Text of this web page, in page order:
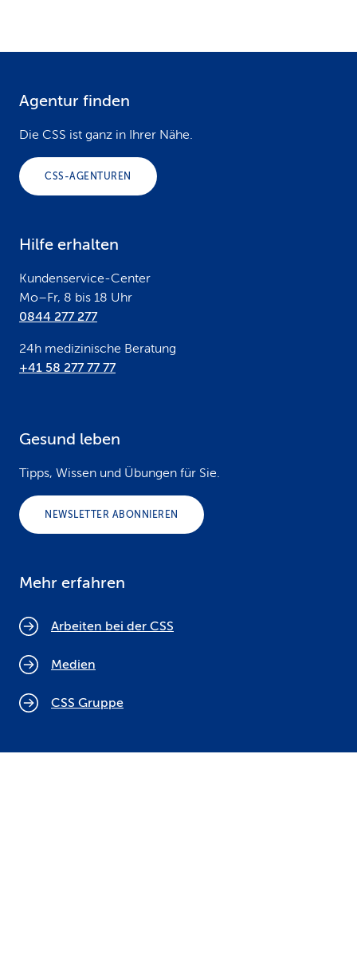
Agentur finden
Die CSS ist ganz in Ihrer Nähe.
CSS-AGENTUREN
Hilfe erhalten
Kundenservice-Center
Mo–Fr, 8 bis 18 Uhr
0844 277 277
24h medizinische Beratung
+41 58 277 77 77
Gesund leben
Tipps, Wissen und Übungen für Sie.
NEWSLETTER ABONNIEREN
Mehr erfahren
Arbeiten bei der CSS
Medien
CSS Gruppe